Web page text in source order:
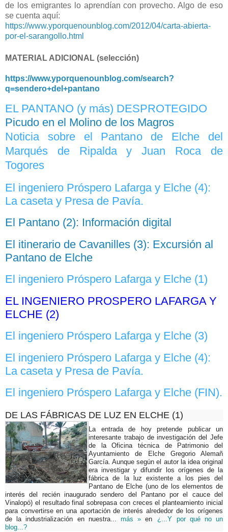
de los emigrantes lo aprendían con provecho. Algo de eso
se cuenta aquí:
https://www.yporquenounblog.com/2012/04/carta-abierta-
por-el-sarangollo.html
MATERIAL ADICIONAL (selección)
https://www.yporquenounblog.com/search?
q=sendero+del+pantano
EL PANTANO (y más) DESPROTEGIDO
Picudo en el Molino de los Magros
Noticia sobre el Pantano de Elche del
Marqués de Ripalda y Juan Roca de
Togores
El ingeniero Próspero Lafarga y Elche (4):
La caseta y Presa de Pavía.
El Pantano (2): Información digital
El itinerario de Cavanilles (3): Excursión al
Pantano de Elche
El ingeniero Próspero Lafarga y Elche (1)
EL INGENIERO PROSPERO LAFARGA Y
ELCHE (2)
El ingeniero Próspero Lafarga y Elche (3)
El ingeniero Próspero Lafarga y Elche (4):
La caseta y Presa de Pavía.
El ingeniero Próspero Lafarga y Elche (FIN).
DE LAS FÁBRICAS DE LUZ EN ELCHE (1)
La entrada de hoy pretende publicar un
interesante trabajo de investigación del Jefe
de la Oficina técnica de Patrimonio del
Ayuntamiento de Elche Gregorio Alemañ
García. Aunque según el autor la idea original
era investigar y difundir los orígenes de la
fábrica de la luz existente a los pies del
Pantano de Elche (uno de los elementos de
interés del recién inaugurado sendero del Pantano por el cauce del
Vinalopó) el resultado final sobrepasa con creces el planteamiento inicial
para convertirse en una aportación de interés alrededor de los orígenes
de la industrialización en nuestra... más » en
¿...Y por qué no un
blog...?